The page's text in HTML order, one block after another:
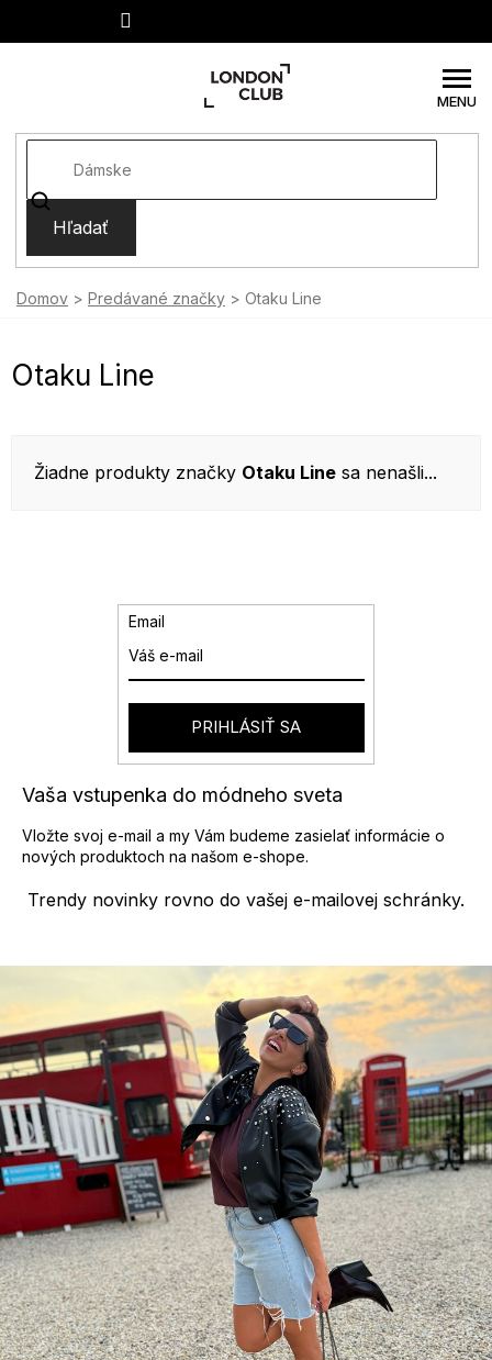
Hľadať
Domov Predávané značky Otaku Line
Otaku Line
Žiadne produkty značky Otaku Line sa nenašli...
Trendy novinky rovno do vašej e-mailovej schránky.
Vaša vstupenka do módneho sveta
Vložte svoj e-mail a my Vám budeme zasielať informácie o
nových produktoch na našom e-shope.
Email
PRIHLÁSIŤ SA